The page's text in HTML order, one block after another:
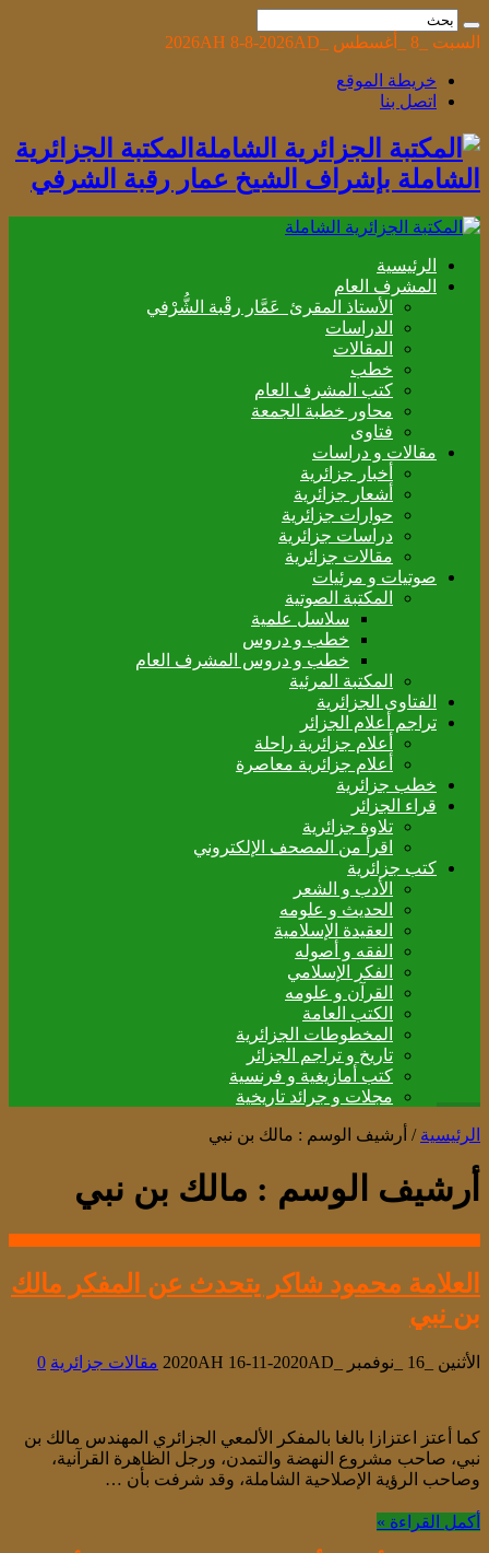
السبت _8 _أغسطس _2026AH 8-8-2026AD
خريطة الموقع
اتصل بنا
المكتبة الجزائرية
الشاملة بإشراف الشيخ عمار رقبة الشرفي
الرئيسية
المشرف العام
الأستاذ المقرئ عَمَّار رقْبة الشُّرْفي
الدراسات
المقالات
خطب
كتب المشرف العام
محاور خطبة الجمعة
فتاوى
مقالات و دراسات
أخبار جزائرية
أشعار جزائرية
حوارات جزائرية
دراسات جزائرية
مقالات جزائرية
صوتيات و مرئيات
المكتبة الصوتية
سلاسل علمية
خطب و دروس
خطب و دروس المشرف العام
المكتبة المرئية
الفتاوى الجزائرية
تراجم أعلام الجزائر
أعلام جزائرية راحلة
أعلام جزائرية معاصرة
خطب جزائرية
قراء الجزائر
تلاوة جزائرية
اقرأ من المصحف الإلكتروني
كتب جزائرية
الأدب و الشعر
الحديث و علومه
العقيدة الإسلامية
الفقه و أصوله
الفكر الإسلامي
القرآن و علومه
الكتب العامة
المخطوطات الجزائرية
تاريخ و تراجم الجزائر
كتب أمازيغية و فرنسية
مجلات و جرائد تاريخية
الرئيسية / أرشيف الوسم : مالك بن نبي
أرشيف الوسم : مالك بن نبي
العلامة محمود شاكر يتحدث عن المفكر مالك
بن نبي
الأثنين _16 _نوفمبر _2020AH 16-11-2020AD مقالات جزائرية 0
كما أعتز اعتزازا بالغا بالمفكر الألمعي الجزائري المهندس مالك بن
نبي، صاحب مشروع النهضة والتمدن، ورجل الظاهرة القرآنية،
وصاحب الرؤية الإصلاحية الشاملة، وقد شرفت بأن …
أكمل القراءة »